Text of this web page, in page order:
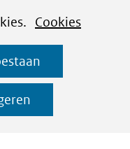
Cookies